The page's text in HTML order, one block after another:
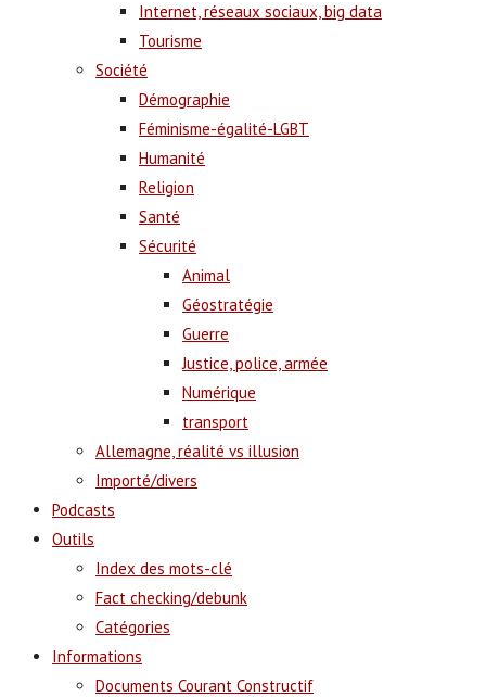
Internet, réseaux sociaux, big data
Tourisme
Société
Démographie
Féminisme-égalité-LGBT
Humanité
Religion
Santé
Sécurité
Animal
Géostratégie
Guerre
Justice, police, armée
Numérique
transport
Allemagne, réalité vs illusion
Importé/divers
Podcasts
Outils
Index des mots-clé
Fact checking/debunk
Catégories
Informations
Documents Courant Constructif